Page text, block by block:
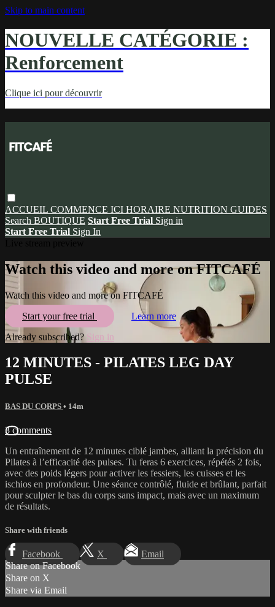
Skip to main content
NOUVELLE CATÉGORIE :
Renforcement
Clique ici pour découvrir
ACCUEIL COMMENCE ICI HORAIRE NUTRITION GUIDES
Search BOUTIQUE Start Free Trial Sign in
Start Free Trial Sign In
Watch this video and more on FITCAFÉ
Watch this video and more on FITCAFÉ
Start your free trial
Learn more
Already subscribed? Sign in
12 MINUTES - PILATES LEG DAY
PULSE
BAS DU CORPS • 14m
3 comments
Un entraînement de 12 minutes ciblé jambes, alliant la précision du
Pilates à l’efficacité des pulses. Tu feras 6 exercices, répétés 2 fois,
avec des poids légers pour activer les fessiers, les cuisses et les
ischios en profondeur. Une séance contrôlé, fluide et brûlant, parfait
pour sculpter le bas du corps sans impact, mais avec un maximum
de résultats.
Share with friends
Facebook X
Email
Share on Facebook
Share on X
Share via Email